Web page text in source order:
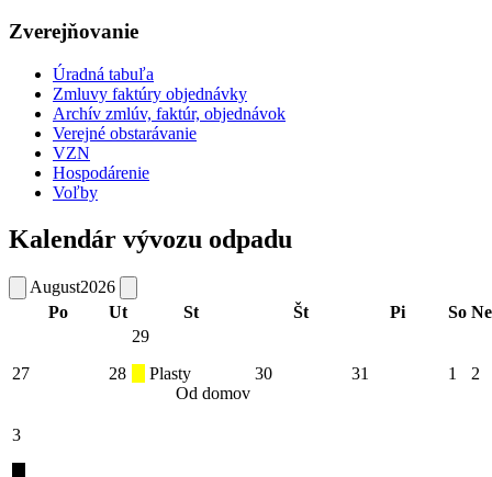
Zverejňovanie
Úradná tabuľa
Zmluvy faktúry objednávky
Archív zmlúv, faktúr, objednávok
Verejné obstarávanie
VZN
Hospodárenie
Voľby
Kalendár vývozu odpadu
August2026
Po
Ut St Št Pi So Ne
27 28
29
Plasty
Od domov
30 31 1 2
3